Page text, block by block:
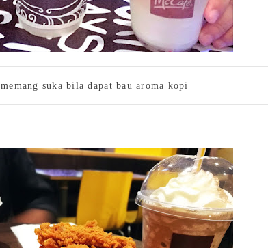
memang suka bila dapat bau aroma kopi